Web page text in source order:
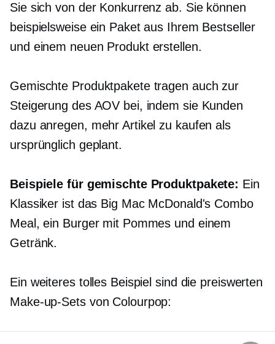
Sie sich von der Konkurrenz ab. Sie können
beispielsweise ein Paket aus Ihrem Bestseller
und einem neuen Produkt erstellen.
Gemischte Produktpakete tragen auch zur
Steigerung des AOV bei, indem sie Kunden
dazu anregen, mehr Artikel zu kaufen als
ursprünglich geplant.
Beispiele für gemischte Produktpakete: Ein
Klassiker ist das Big Mac McDonald's Combo
Meal, ein Burger mit Pommes und einem
Getränk.
Ein weiteres tolles Beispiel sind die preiswerten
Make-up-Sets von Colourpop: